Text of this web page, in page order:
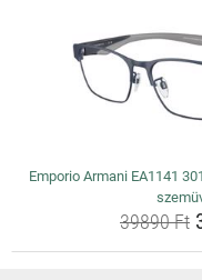
Emporio Armani EA1141
39890 Ft